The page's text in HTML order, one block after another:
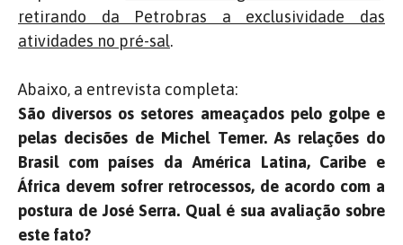
retirando da Petrobras a exclusividade das
atividades no pré-sal.
Abaixo, a entrevista completa:
São diversos os setores ameaçados pelo golpe e
pelas decisões de Michel Temer. As relações do
Brasil com países da América Latina, Caribe e
África devem sofrer retrocessos, de acordo com a
postura de José Serra. Qual é sua avaliação sobre
este fato?